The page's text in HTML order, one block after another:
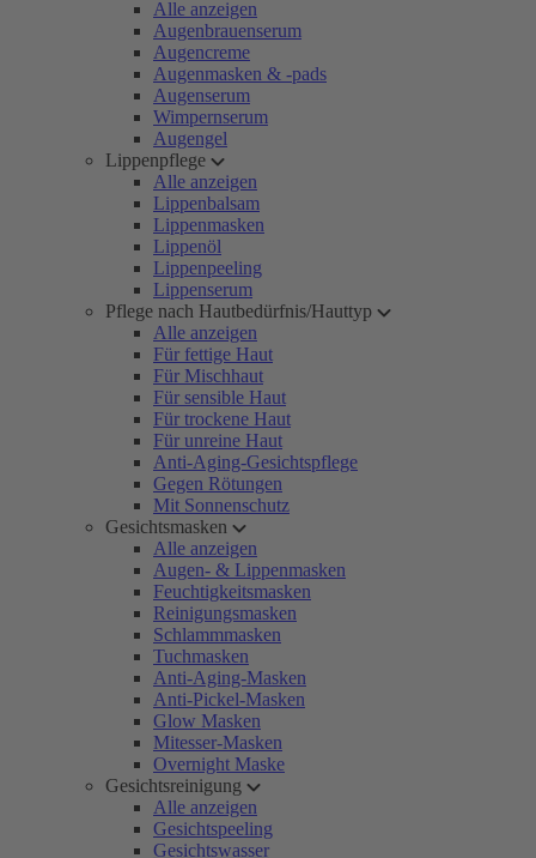
Alle anzeigen
Augenbrauenserum
Augencreme
Augenmasken & -pads
Augenserum
Wimpernserum
Augengel
Lippenpflege
Alle anzeigen
Lippenbalsam
Lippenmasken
Lippenöl
Lippenpeeling
Lippenserum
Pflege nach Hautbedürfnis/Hauttyp
Alle anzeigen
Für fettige Haut
Für Mischhaut
Für sensible Haut
Für trockene Haut
Für unreine Haut
Anti-Aging-Gesichtspflege
Gegen Rötungen
Mit Sonnenschutz
Gesichtsmasken
Alle anzeigen
Augen- & Lippenmasken
Feuchtigkeitsmasken
Reinigungsmasken
Schlammmasken
Tuchmasken
Anti-Aging-Masken
Anti-Pickel-Masken
Glow Masken
Mitesser-Masken
Overnight Maske
Gesichtsreinigung
Alle anzeigen
Gesichtspeeling
Gesichtswasser